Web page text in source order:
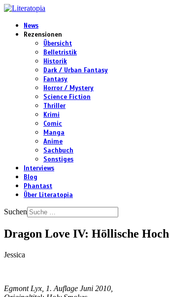
News
Rezensionen
Übersicht
Belletristik
Historik
Dark / Urban Fantasy
Fantasy
Horror / Mystery
Science Fiction
Thriller
Krimi
Comic
Manga
Anime
Sachbuch
Sonstiges
Interviews
Blog
Phantast
Über Literatopia
Suchen
Dragon Love IV: Höllische
Jessica
Egmont Lyx, 1. Auflage Juni 2010,